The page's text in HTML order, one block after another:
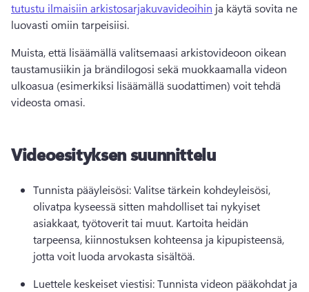
tutustu ilmaisiin arkistosarjakuvavideoihin ja käytä sovita ne
luovasti omiin tarpeisiisi.
Muista, että lisäämällä valitsemaasi arkistovideoon oikean
taustamusiikin ja brändilogosi sekä muokkaamalla videon
ulkoasua (esimerkiksi lisäämällä suodattimen) voit tehdä
videosta omasi.
Videoesityksen suunnittelu
Tunnista pääyleisösi: Valitse tärkein kohdeyleisösi,
olivatpa kyseessä sitten mahdolliset tai nykyiset
asiakkaat, työtoverit tai muut. Kartoita heidän
tarpeensa, kiinnostuksen kohteensa ja kipupisteensä,
jotta voit luoda arvokasta sisältöä.
Luettele keskeiset viestisi: Tunnista videon pääkohdat ja